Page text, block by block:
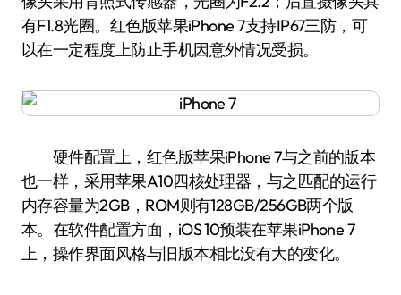
有F1.8光圈。红色版苹果iPhone 7支持IP67三防，可
以在一定程度上防止手机因意外情况受损。
硬件配置上，红色版苹果iPhone 7与之前的版本
也一样，采用苹果A10四核处理器，与之匹配的运行
内存容量为2GB，ROM则有128GB/256GB两个版
本。在软件配置方面，iOS 10预装在苹果iPhone 7
上，操作界面风格与旧版本相比没有大的变化。